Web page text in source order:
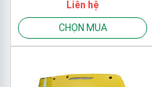
Liên hệ
CHỌN MUA